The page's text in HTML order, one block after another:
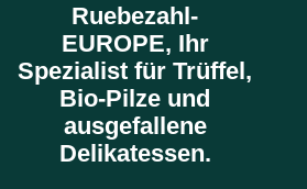
Ruebezahl-
EUROPE, Ihr
Spezialist für Trüffel,
Bio-Pilze und
ausgefallene
Delikatessen.